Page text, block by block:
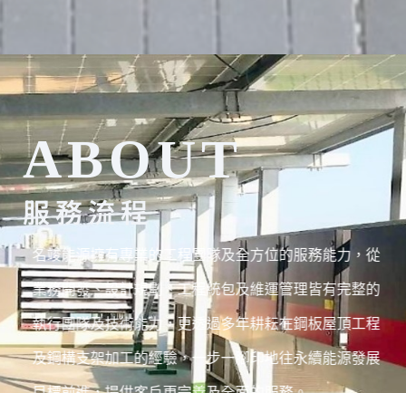
ABOUT
服務流程
名竣能源擁有專業的工程團隊及全方位的服務能力，從
業務開發、設計規劃、工程統包及維運管理皆有完整的
執行團隊及技術能力，更透過多年耕耘在鋼板屋頂工程
及鋼構支架加工的經驗，一步一腳印地往永續能源發展